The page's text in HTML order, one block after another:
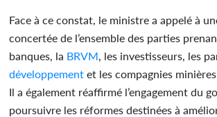
Face à ce constat, le ministre a appelé à
concertée de l’ensemble des parties
banques, la BRVM , les investisseurs, les
développement et les compagnies minières.
Il a également réaffirmé l’engagement du
poursuivre les réformes destinées à